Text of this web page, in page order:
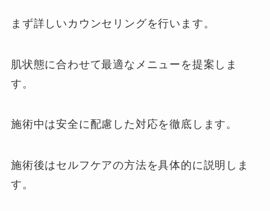
まず詳しいカウンセリングを行います。
肌状態に合わせて最適なメニューを提案しま
す。
施術中は安全に配慮した対応を徹底します。
施術後はセルフケアの方法を具体的に説明しま
す。